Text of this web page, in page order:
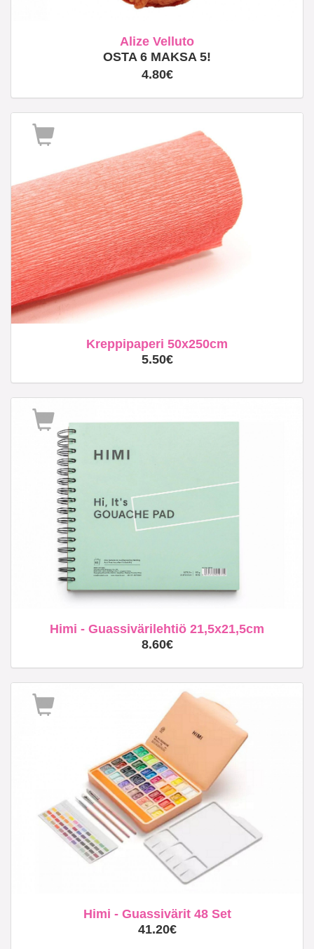
Alize Velluto
OSTA 6 MAKSA 5!
4.80€
Kreppipaperi 50x250cm
5.50€
Himi - Guassivärilehtiö 21,5x21,5cm
8.60€
Himi - Guassivärit 48 Set
41.20€